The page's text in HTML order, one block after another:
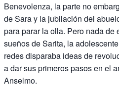
Benevolenza, la parte no
de Sara y la jubilación del
para parar la olla. Pero nada de
sueños de Sarita, la
redes disparaba ideas de
a dar sus primeros pasos en el
Anselmo.